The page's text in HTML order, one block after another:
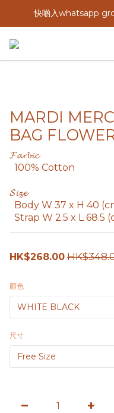
快啲入whatsapp
MARDI
BAG
𝓕𝓪𝓻𝓫𝓲𝓬
  100% Cotton
𝓢𝓲𝔃𝓮
Body W 37 x H 40
Strap W 2.5 x L 68.5
HK$268.00
顏色
尺寸